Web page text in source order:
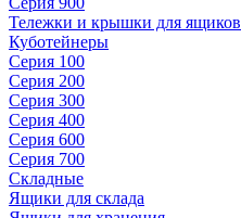
Тележки и крышки для ящиков
Куботейнеры
Серия 100
Серия 200
Серия 300
Серия 400
Серия 600
Серия 700
Складные
Ящики для склада